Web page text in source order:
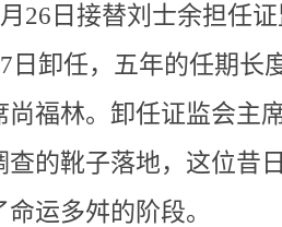
26日接替刘士余担任
日卸任，五年的任期长
尚福林。卸任证监会主
查的靴子落地，这位昔
运多舛的阶段。